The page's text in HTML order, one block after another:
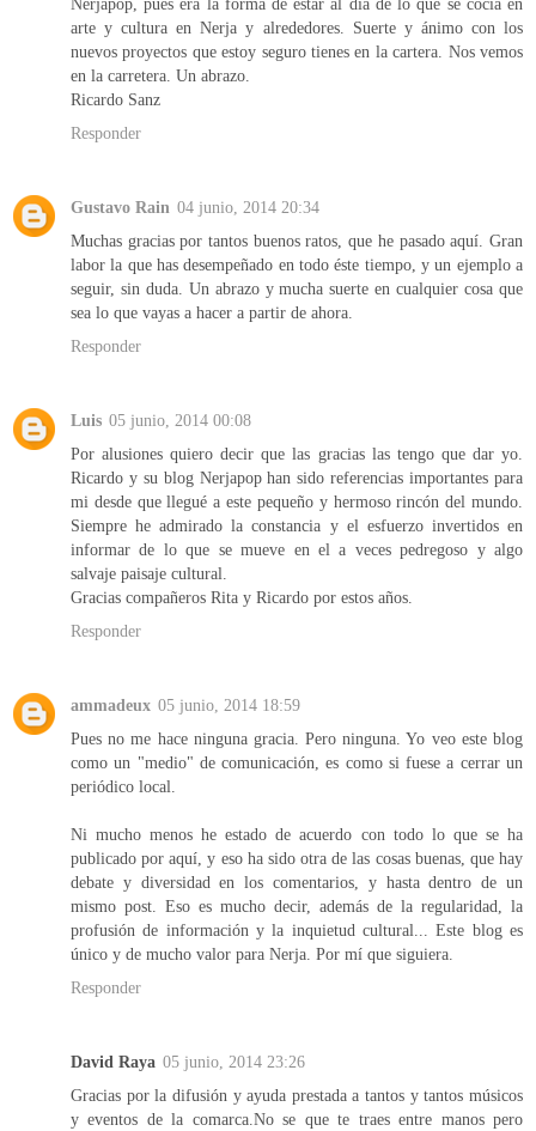
arte y cultura en Nerja y alrededores. Suerte y ánimo con los
nuevos proyectos que estoy seguro tienes en la cartera. Nos vemos
en la carretera. Un abrazo.
Ricardo Sanz
Responder
Gustavo Rain 04 junio, 2014 20:34
Muchas gracias por tantos buenos ratos, que he pasado aquí. Gran
labor la que has desempeñado en todo éste tiempo, y un ejemplo a
seguir, sin duda. Un abrazo y mucha suerte en cualquier cosa que
sea lo que vayas a hacer a partir de ahora.
Responder
Luis 05 junio, 2014 00:08
Por alusiones quiero decir que las gracias las tengo que dar yo.
Ricardo y su blog Nerjapop han sido referencias importantes para
mi desde que llegué a este pequeño y hermoso rincón del mundo.
Siempre he admirado la constancia y el esfuerzo invertidos en
informar de lo que se mueve en el a veces pedregoso y algo
salvaje paisaje cultural.
Gracias compañeros Rita y Ricardo por estos años.
Responder
ammadeux 05 junio, 2014 18:59
Pues no me hace ninguna gracia. Pero ninguna. Yo veo este blog
como un "medio" de comunicación, es como si fuese a cerrar un
periódico local.
Ni mucho menos he estado de acuerdo con todo lo que se ha
publicado por aquí, y eso ha sido otra de las cosas buenas, que hay
debate y diversidad en los comentarios, y hasta dentro de un
mismo post. Eso es mucho decir, además de la regularidad, la
profusión de información y la inquietud cultural... Este blog es
único y de mucho valor para Nerja. Por mí que siguiera.
Responder
David Raya 05 junio, 2014 23:26
Gracias por la difusión y ayuda prestada a tantos y tantos músicos
y eventos de la comarca.No se que te traes entre manos pero